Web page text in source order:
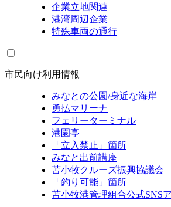
企業立地関連
港湾周辺企業
特殊車両の通行
市民向け利用情報
みなとの公園/身近な海岸
勇払マリーナ
フェリーターミナル
港園亭
「立入禁止」箇所
みなと出前講座
苫小牧クルーズ振興協議会
「釣り可能」箇所
苫小牧港管理組合公式SNS